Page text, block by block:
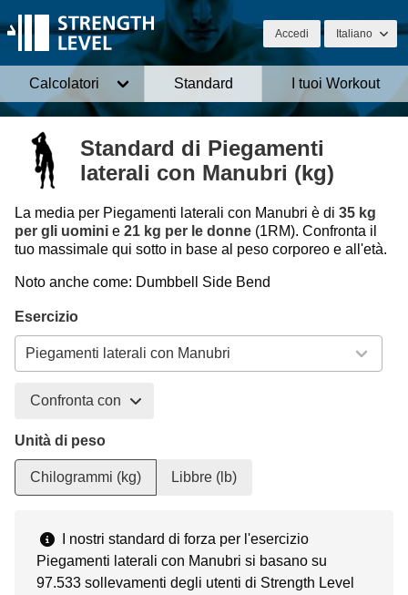
Accedi Italiano
Calcolatori Standard I tuoi Workout
Standard di Piegamenti
laterali con Manubri (kg)
La media per Piegamenti laterali con Manubri è di 35 kg
per gli uomini e 21 kg per le donne (1RM). Confronta il
tuo massimale qui sotto in base al peso corporeo e all'età.
Noto anche come: Dumbbell Side Bend
Esercizio
Confronta con
Unità di peso
Chilogrammi (kg) Libbre (lb)
I nostri standard di forza per l'esercizio
Piegamenti laterali con Manubri si basano su
97.533 sollevamenti degli utenti di Strength Level